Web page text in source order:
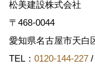
松美建設株式会社
〒468-0044
愛知県名古屋市天
TEL： 0120-144-227 /